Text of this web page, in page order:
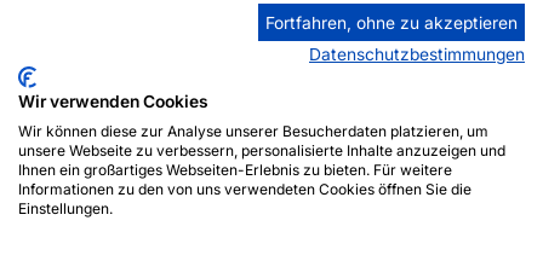
Georgia Berlin
Zaza Tuschmalischvili
Am Anger 12
14476 Potsdam
Mobil: +49 (0)178 5182092
Fortfahren, ohne zu akzeptieren
Datenschutzbestimmungen
Wir verwenden Cookies
Wir können diese zur Analyse unserer Besucherdaten platzieren, um
unsere Webseite zu verbessern, personalisierte Inhalte anzuzeigen und
Ihnen ein großartiges Webseiten-Erlebnis zu bieten. Für weitere
Informationen zu den von uns verwendeten Cookies öffnen Sie die
Einstellungen.